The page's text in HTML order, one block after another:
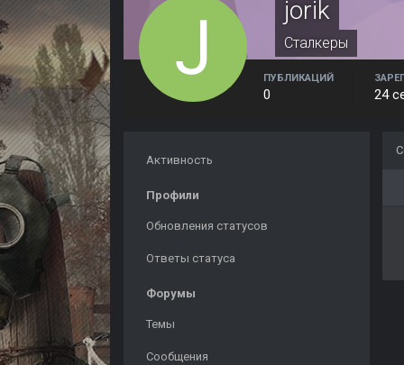
jorik
Сталкеры
ПУБЛИКАЦИЙ
0 24
Активность
Профили
Обновления статусов
Ответы статуса
Форумы
Темы
Сообщения